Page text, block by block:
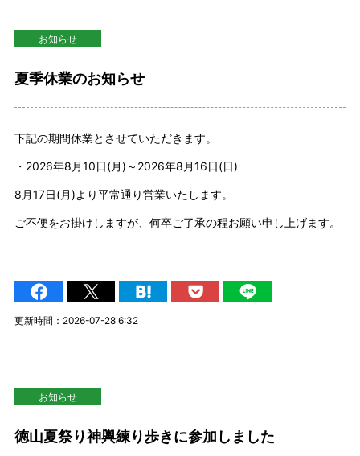
お知らせ
夏季休業のお知らせ
下記の期間休業とさせていただきます。
・2026年8月10日(月)～2026年8月16日(日)
8月17日(月)より平常通り営業いたします。
ご不便をお掛けしますが、何卒ご了承の程お願い申し上げます。
更新時間：2026-07-28 6:32
お知らせ
徳山夏祭り神輿練り歩きに参加しました